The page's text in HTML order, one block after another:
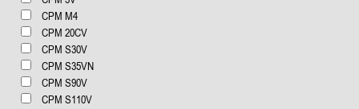
CPM M4
CPM 20CV
CPM S30V
CPM S35VN
CPM S90V
CPM S110V